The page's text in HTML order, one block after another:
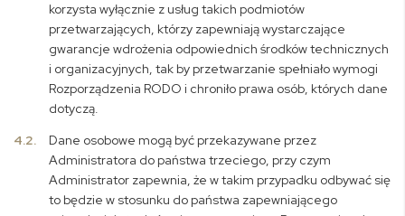
korzysta wyłącznie z usług takich podmiotów
przetwarzających, którzy zapewniają wystarczające
gwarancje wdrożenia odpowiednich środków technicznych
i organizacyjnych, tak by przetwarzanie spełniało wymogi
Rozporządzenia RODO i chroniło prawa osób, których dane
dotyczą.
4.2.
Dane osobowe mogą być przekazywane przez
Administratora do państwa trzeciego, przy czym
Administrator zapewnia, że w takim przypadku odbywać się
to będzie w stosunku do państwa zapewniającego